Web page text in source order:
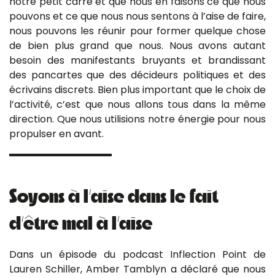
pouvons et ce que nous nous sentons à l’aise de faire,
nous pouvons les réunir pour former quelque chose
de bien plus grand que nous. Nous avons autant
besoin des manifestants bruyants et brandissant
des pancartes que des décideurs politiques et des
écrivains discrets. Bien plus important que le choix de
l’activité, c’est que nous allons tous dans la même
direction. Que nous utilisions notre énergie pour nous
propulser en avant.
Soyons à l’aise dans le fait
d’être mal à l’aise
Dans un épisode du podcast Inflection Point de
Lauren Schiller, Amber Tamblyn a déclaré que nous